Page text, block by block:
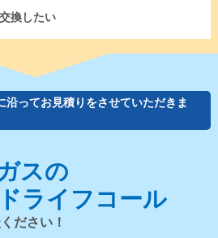
換したい
沿ってお見積りをさせていただきま
スの
ライフコール
ださい！